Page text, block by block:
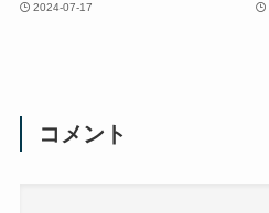
2024-07-17
コメント